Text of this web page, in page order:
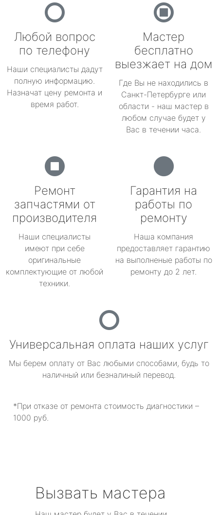
Любой вопрос
по телефону
Наши специалисты дадут
полную информацию.
Назначат цену ремонта и
время работ.
Мастер
бесплатно
выезжает на дом
Где Вы не находились в
Санкт-Петербурге или
области - наш мастер в
любом случае будет у
Вас в течении часа.
Ремонт
запчастями от
производителя
Наши специалисты
имеют при себе
оригинальные
комплектующие от любой
техники.
Гарантия на
работы по
ремонту
Наша компания
предоставляет гарантию
на выполненые работы по
ремонту до 2 лет.
Универсальная оплата наших услуг
Мы берем оплату от Вас любыми способами, будь то
наличный или безналиный перевод.
*При отказе от ремонта стоимость диагностики –
1000 руб.
Вызвать мастера